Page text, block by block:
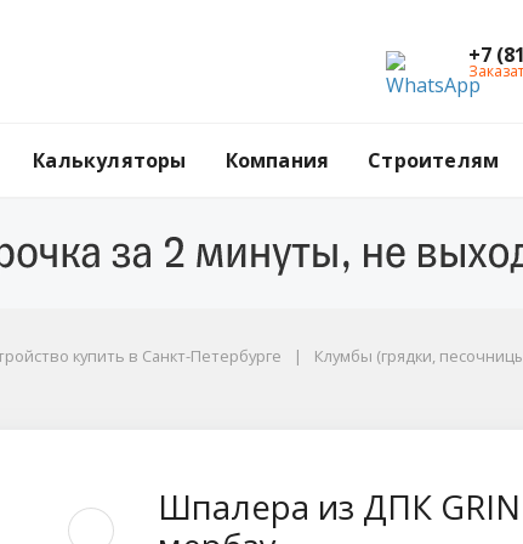
+7
Калькуляторы Компания Строителям
купить в Санкт-Петербурге Клумбы (грядки,
Шпалера из ДПК